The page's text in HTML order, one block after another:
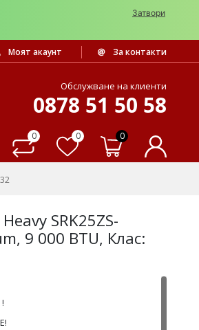
Затвори
Моят акаунт За контакти
Обслужване на клиенти
0878 51 50 58
0 0 0
SRK25ZS-
9 000 BTU, Клас: